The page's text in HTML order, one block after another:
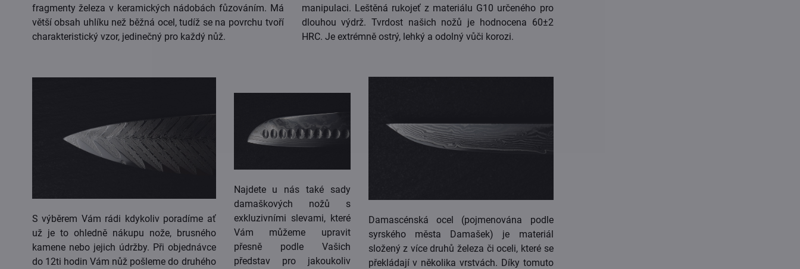
fragmenty železa v keramických nádobách fůzováním. Má
větší obsah uhlíku než běžná ocel, tudíž se na povrchu tvoří
charakteristický vzor, jedinečný pro každý nůž.
manipulaci. Leštěná rukojeť z materiálu G10 určeného pro
dlouhou výdrž. Tvrdost našich nožů je hodnocena 60±2
HRC. Je extrémně ostrý, lehký a odolný vůči korozi.
S výběrem Vám rádi kdykoliv poradíme ať
už je to ohledně nákupu nože, brusného
kamene nebo jejich údržby. Při objednávce
do 12ti hodin Vám nůž pošleme do druhého
Najdete u nás také sady
damaškových nožů s
exkluzivními slevami, které
Vám můžeme upravit
přesně podle Vašich
představ pro jakoukoliv
Damascénská ocel (pojmenována podle
syrského města Damašek) je materiál
složený z více druhů železa či oceli, které se
překládají v několika vrstvách. Díky tomuto